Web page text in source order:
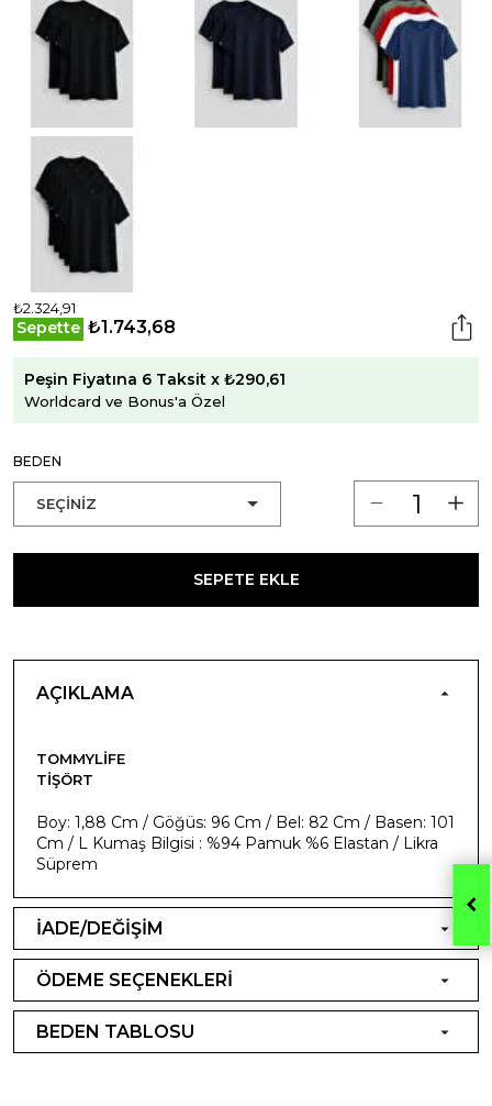
₺2.324,91
Sepette ₺1.743,68
Peşin Fiyatına 6 Taksit x ₺290,61
Worldcard ve Bonus'a Özel
BEDEN
SEPETE EKLE
AÇIKLAMA
TOMMYLIFE
TIŞÖRT
Boy: 1,88 Cm / Göğüs: 96 Cm / Bel: 82 Cm / Basen: 101
Cm / L Kumaş Bilgisi : %94 Pamuk %6 Elastan / Likra
Süprem
İADE/DEĞİŞİM
ÖDEME SEÇENEKLERİ
BEDEN TABLOSU